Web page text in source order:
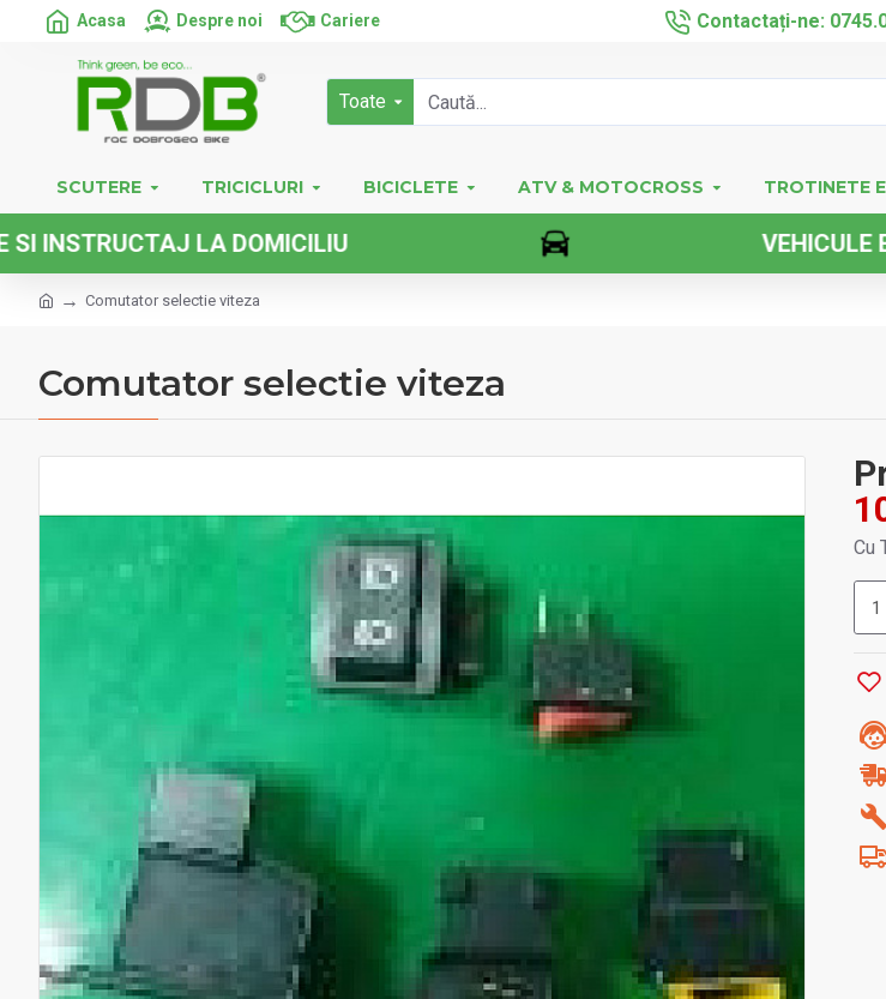
Acasa Despre noi Cariere Contactați-ne:
Toate
SCUTERE TRICICLURI BICICLETE ATV & MOTOCROSS TROTINETE
LA DOMICILIU VEHICULE
Comutator selectie viteza
Comutator selectie viteza
Cu